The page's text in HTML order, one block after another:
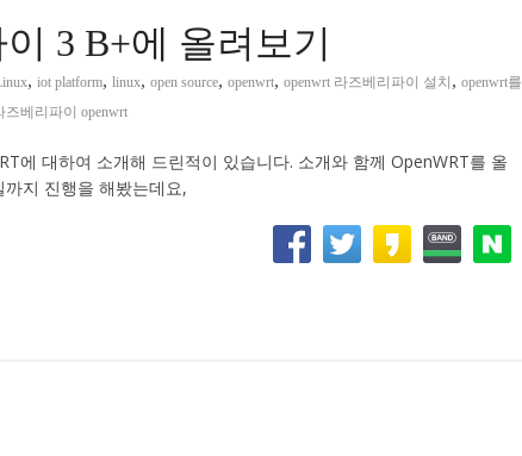
3 B+에 올려보기
, iot platform, linux, open source, openwrt, openwrt 라즈베리파이 설치 , openwrt를
즈베리파이 openwrt
에 대하여 소개해 드린적이 있습니다. 소개와 함께 OpenWRT를 올
지 진행을 해봤는데요,